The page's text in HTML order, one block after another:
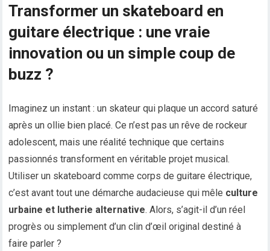
Transformer un skateboard en
guitare électrique : une vraie
innovation ou un simple coup de
buzz ?
Imaginez un instant : un skateur qui plaque un accord saturé
après un ollie bien placé. Ce n’est pas un rêve de rockeur
adolescent, mais une réalité technique que certains
passionnés transforment en véritable projet musical.
Utiliser un skateboard comme corps de guitare électrique,
c’est avant tout une démarche audacieuse qui mêle culture
urbaine et lutherie alternative. Alors, s’agit-il d’un réel
progrès ou simplement d’un clin d’œil original destiné à
faire parler ?